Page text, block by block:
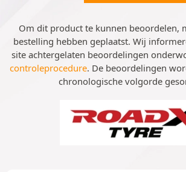
Om dit product te kunnen beoordelen,
bestelling hebben geplaatst. Wij
site achtergelaten beoordelingen
controleprocedure. De beoordelingen
chronologische volgorde